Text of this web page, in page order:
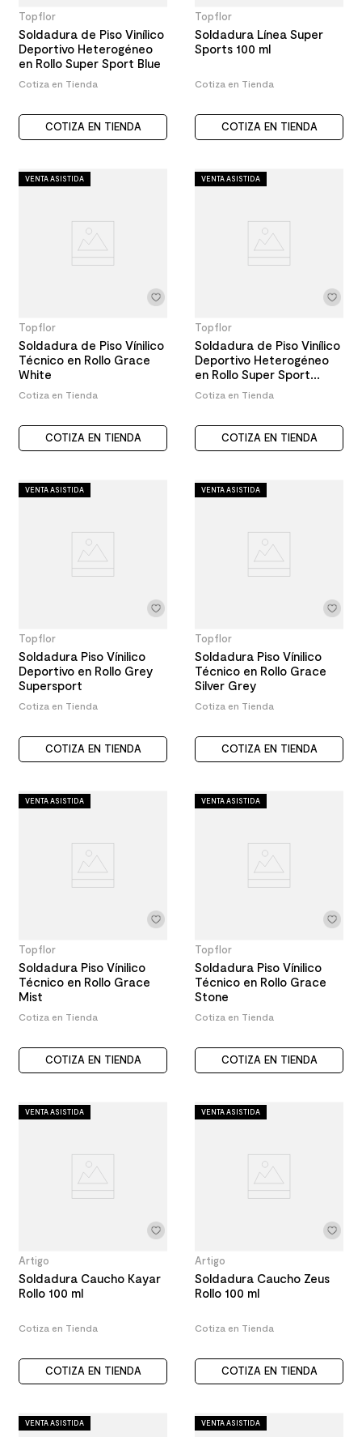
Topflor
Soldadura de Piso Vinílico
Deportivo Heterogéneo
en Rollo Super Sport Blue
Cotiza en Tienda
COTIZA EN TIENDA
Topflor
Soldadura Línea Super
Sports 100 ml
Cotiza en Tienda
COTIZA EN TIENDA
VENTA ASISTIDA
Topflor
Soldadura de Piso Vínilico
Técnico en Rollo Grace
White
Cotiza en Tienda
COTIZA EN TIENDA
VENTA ASISTIDA
Topflor
Soldadura de Piso Vinílico
Deportivo Heterogéneo
en Rollo Super Sport
Cotiza en Tienda
COTIZA EN TIENDA
VENTA ASISTIDA
Topflor
Soldadura Piso Vínilico
Deportivo en Rollo Grey
Supersport
Cotiza en Tienda
COTIZA EN TIENDA
VENTA ASISTIDA
Topflor
Soldadura Piso Vínilico
Técnico en Rollo Grace
Silver Grey
Cotiza en Tienda
COTIZA EN TIENDA
VENTA ASISTIDA
Topflor
Soldadura Piso Vínilico
Técnico en Rollo Grace
Mist
Cotiza en Tienda
COTIZA EN TIENDA
VENTA ASISTIDA
Topflor
Soldadura Piso Vínilico
Técnico en Rollo Grace
Stone
Cotiza en Tienda
COTIZA EN TIENDA
VENTA ASISTIDA
Artigo
Soldadura Caucho Kayar
Rollo 100 ml
Cotiza en Tienda
COTIZA EN TIENDA
VENTA ASISTIDA
Artigo
Soldadura Caucho Zeus
Rollo 100 ml
Cotiza en Tienda
COTIZA EN TIENDA
VENTA ASISTIDA VENTA ASISTIDA